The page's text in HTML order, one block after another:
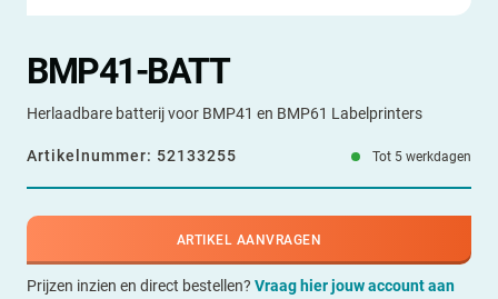
BMP41-BATT
Herlaadbare batterij voor BMP41 en BMP61 Labelprinters
Artikelnummer: 52133255 Tot 5 werkdagen
ARTIKEL AANVRAGEN
Prijzen inzien en direct bestellen? Vraag hier jouw account aan